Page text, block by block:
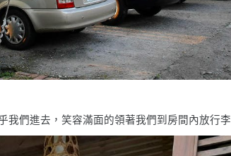
我們進去，笑容滿面的領著我們到房間內放行李